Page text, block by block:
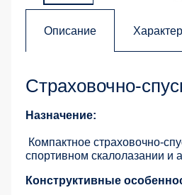
Описание
Страховочно-
Назначение:
Компактное страховочно-
спортивном скалолазании и
Конструктивные